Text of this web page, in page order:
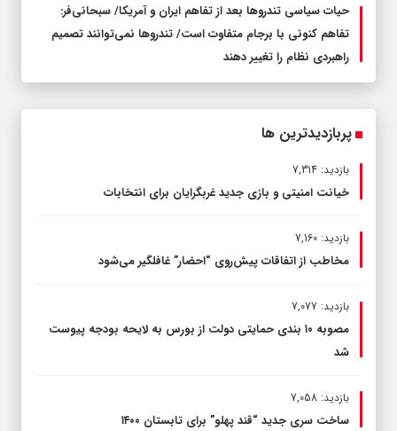
حیات سیاسی تندروها بعد از تفاهم ایران و آمریکا/ سبحانی‌فر:
تفاهم کنونی با برجام متفاوت است/ تندروها نمی‌توانند تصمیم
راهبردی نظام را تغییر دهند
پربازدیدترین ها
بازدید: 7,314
خیانت امنیتی و بازی جدید غربگرایان برای انتخابات
بازدید: 7,160
مخاطب از اتفاقات پیش‌روی “احضار” غافلگیر می‌شود
بازدید: 7,077
مصوبه ۱۰ بندی حمایتی دولت از بورس به لایحه بودجه پیوست
شد
بازدید: 7,058
ساخت سری جدید “قند پهلو” برای تابستان ۱۴۰۰